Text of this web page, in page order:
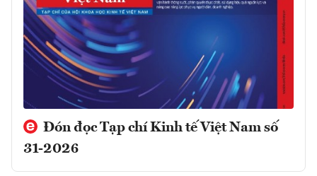
Đón đọc Tạp chí Kinh tế Việt Nam số
31-2026